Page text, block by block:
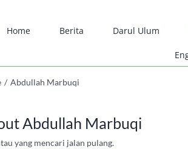
Home Berita Darul Ulum
/ Abdullah Marbuqi
Abdullah Marbuqi
yang mencari jalan pulang.